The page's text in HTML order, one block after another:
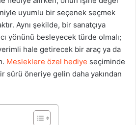
uyumlu bir seçenek seçmek
Aynı şekilde, bir sanatçıya
yönünü besleyecek türde olmalı;
hale getirecek bir araç ya da
Mesleklere özel hediye seçiminde
sürü öneriye gelin daha yakından